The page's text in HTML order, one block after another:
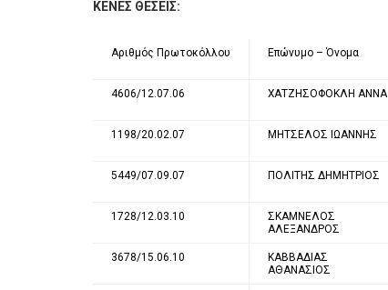
ΚΕΝΕΣ ΘΕΣΕΙΣ:
Αριθμός Πρωτοκόλλου Επώνυμο – Όνομα
4606/12.07.06 ΧΑΤΖΗΣΟΦΟΚΛΗ ΑΝΝΑ
1198/20.02.07 ΜΗΤΣΕΛΟΣ ΙΩΑΝΝΗΣ
5449/07.09.07 ΠΟΛΙΤΗΣ ΔΗΜΗΤΡΙΟΣ
1728/12.03.10
ΣΚΑΜΝΕΛΟΣ
ΑΛΕΞΑΝΔΡΟΣ
3678/15.06.10
ΚΑΒΒΑΔΙΑΣ
ΑΘΑΝΑΣΙΟΣ